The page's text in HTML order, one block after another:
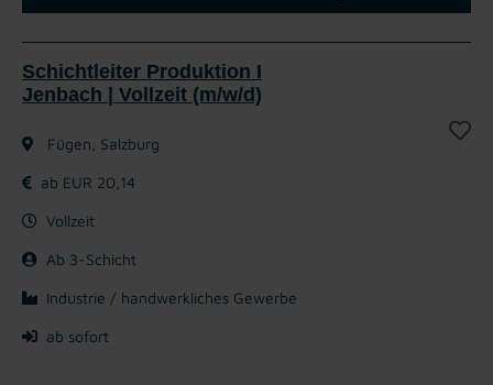
Schichtleiter Produktion I
Jenbach | Vollzeit (m/w/d)
Fügen, Salzburg
ab EUR 20,14
Vollzeit
Ab 3-Schicht
Industrie / handwerkliches Gewerbe
ab sofort